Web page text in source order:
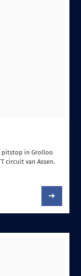
pitstop in Grolloo
circuit van Assen.